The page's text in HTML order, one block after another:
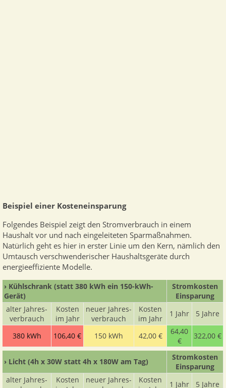
Beispiel einer Kosteneinsparung
Folgendes Beispiel zeigt den Stromverbrauch in einem
Haushalt vor und nach eingeleiteten Sparmaßnahmen.
Natürlich geht es hier in erster Linie um den Kern, nämlich den
Umtausch verschwenderischer Haushaltsgeräte durch
energieeffiziente Modelle.
› Kühlschrank (statt 380 kWh ein 150-kWh-
Gerät)
Strom­kosten
Ein­sparung
alter Jahres­
ver­brauch
Kosten
im Jahr
neuer Jahres­
ver­brauch
Kosten
im Jahr
1 Jahr 5 Jahre
380 kWh 106,40 € 150 kWh 42,00 €
64,40
€
322,00 €
› Licht (4h x 30W statt 4h x 180W am Tag)
Strom­kosten
Ein­sparung
alter Jahres­
Kosten
neuer Jahres­
Kosten
1 Jahr 5 Jahre